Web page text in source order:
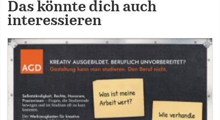
Das könnte dich auch
interessieren